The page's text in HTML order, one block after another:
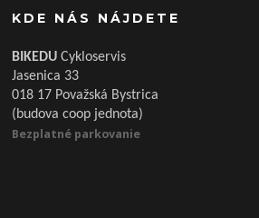
KDE NÁS NÁJDETE
BIKEDUCykloservis
Jasenica 33
018 17 Považská Bystrica
(budova coop jednota)
Bezplatné parkovanie